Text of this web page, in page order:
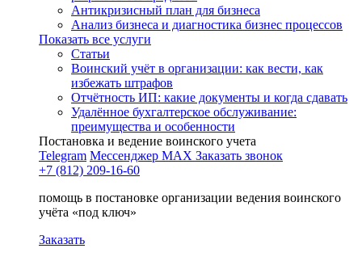
Антикризисный план для бизнеса
Анализ бизнеса и диагностика бизнес процессов
Показать все услуги
Статьи
Воинский учёт в организации: как вести, как
избежать штрафов
Отчётность ИП: какие документы и когда сдавать
Удалённое бухгалтерское обслуживание:
преимущества и особенности
Постановка и ведение воинского учета
Telegram Мессенджер MAX Заказать звонок
+7 (812) 209-16-60
помощь в постановке организации ведения воинского
учёта «под ключ»
Заказать